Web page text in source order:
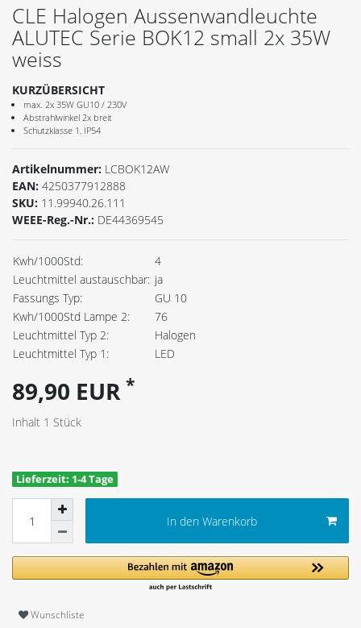
CLE Halogen Aussenwandleuchte
ALUTEC Serie BOK12 small 2x 35W
weiss
KURZÜBERSICHT
max. 2x 35W GU10 / 230V
Abstrahlwinkel 2x breit
Schutzklasse 1, IP54
Artikelnummer: LCBOK12AW
EAN: 4250377912888
SKU: 11.99940.26.111
WEEE-Reg.-Nr.: DE44369545
Kwh/1000Std:
4
Leuchtmittel austauschbar: ja
Fassungs Typ:
GU 10
Kwh/1000Std Lampe 2:
76
Leuchtmittel Typ 2:
Halogen
Leuchtmittel Typ 1:
LED
89,90 EUR *
Inhalt 1 Stück
Lieferzeit: 1-4 Tage
In den Warenkorb
Wunschliste